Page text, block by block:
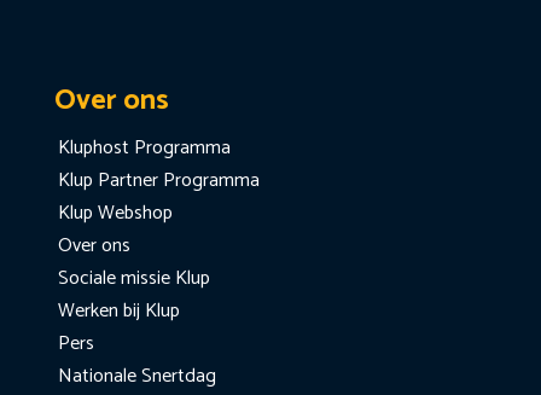
Over ons
Kluphost Programma
Klup Partner Programma
Klup Webshop
Over ons
Sociale missie Klup
Werken bij Klup
Pers
Nationale Snertdag